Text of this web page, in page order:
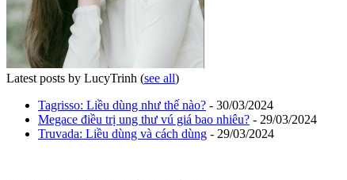
Latest posts by LucyTrinh (see all)
Tagrisso: Liều dùng như thế nào? - 30/03/2024
Megace điều trị ung thư vú giá bao nhiêu? - 29/03/2024
Truvada: Liều dùng và cách dùng - 29/03/2024